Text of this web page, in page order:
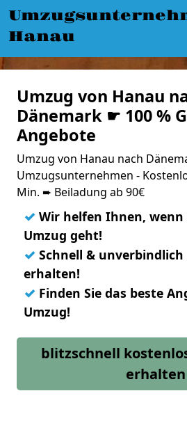
Hanau
Umzug von Hanau
Dänemark ☛ 100 %
Angebote
Umzug von Hanau nach
Umzugsunternehmen -
Min. ➨ Beiladung ab 90€
✓ Wir helfen Ihnen,
Umzug geht!
✓ Schnell &
erhalten!
✓ Finden Sie das beste
Umzug!
blitzschnell
erhalten